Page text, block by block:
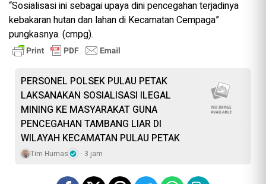
“Sosialisasi ini sebagai upaya dini pencegahan terjadinya
kebakaran hutan dan lahan di Kecamatan Cempaga”
pungkasnya. (cmpg).
PERSONEL POLSEK PULAU PETAK
LAKSANAKAN SOSIALISASI ILEGAL
MINING KE MASYARAKAT GUNA
PENCEGAHAN TAMBANG LIAR DI
WILAYAH KECAMATAN PULAU PETAK
Tim Humas 3 jam